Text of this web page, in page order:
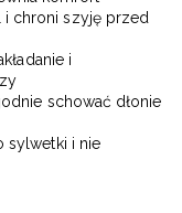
i chroni szyję przed
i
schować dłonie
sylwetki i nie